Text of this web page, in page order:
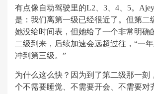
有点像自动驾驶里的L2、3、4、5。
是：我们离第一级已经很近了。但第二
她没给时间表，但她给了一个非常明确
二级到来，后续加速会远超过往，“一
冲到第三级。”
为什么这么快？因为到了第二级那一刻
个不需要睡觉、不需要开会、不需要对